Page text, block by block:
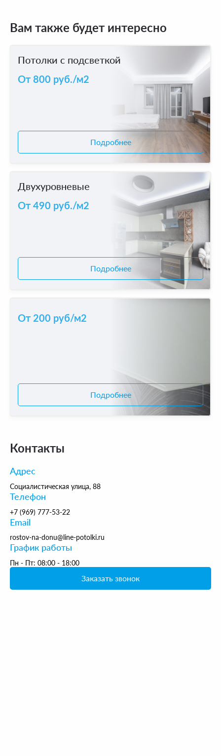
Вам также будет интересно
Потолки с подсветкой
От 800 руб./м2
Подробнее
Двухуровневыe
От 490 руб./м2
Подробнее
От 200 руб/м2
Подробнее
Контакты
Адрес
Социалистическая улица, 88
Телефон
+7 (969) 777-53-22
Email
rostov-na-donu@line-potolki.ru
График работы
Пн - Пт: 08:00 - 18:00
Заказать звонок